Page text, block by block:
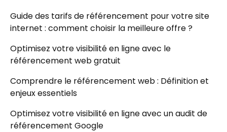
Guide des tarifs de référencement pour votre site
internet : comment choisir la meilleure offre ?
Optimisez votre visibilité en ligne avec le
référencement web gratuit
Comprendre le référencement web : Définition et
enjeux essentiels
Optimisez votre visibilité en ligne avec un audit de
référencement Google